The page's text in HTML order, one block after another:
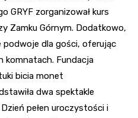
GRYF zorganizował kurs
Zamku Górnym. Dodatkowo,
podwoje dla gości, oferując
komnatach. Fundacja
bicia monet
dwa spektakle
pełen uroczystości i